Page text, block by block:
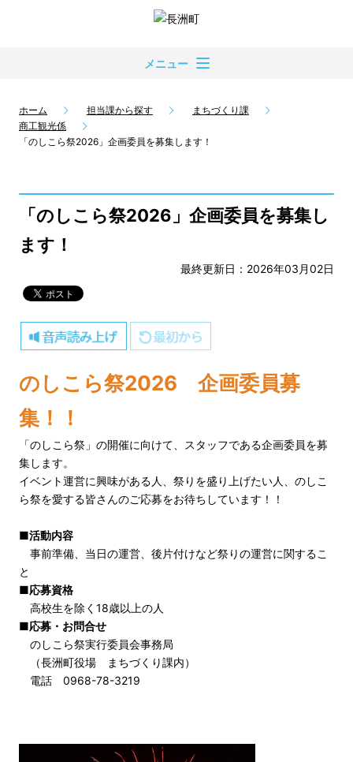
メニュー
ホーム 担当課から探す
まちづくり課
商工観光係
「のしこら祭2026」企画委員を募集します！
「のしこら祭2026」企画委員を募集し
ます！
最終更新日：2026年03月02日
のしこら祭2026 企画委員募
集！！
「のしこら祭」の開催に向けて、スタッフである企画委員を募
集します。
イベント運営に興味がある人、祭りを盛り上げたい人、のしこ
ら祭を愛する皆さんのご応募をお待ちしています！！
■活動内容
事前準備、当日の運営、後片付けなど祭りの運営に関するこ
と
■応募資格
高校生を除く18歳以上の人
■応募・お問合せ
のしこら祭実行委員会事務局
（長洲町役場 まちづくり課内）
電話 0968-78-3219